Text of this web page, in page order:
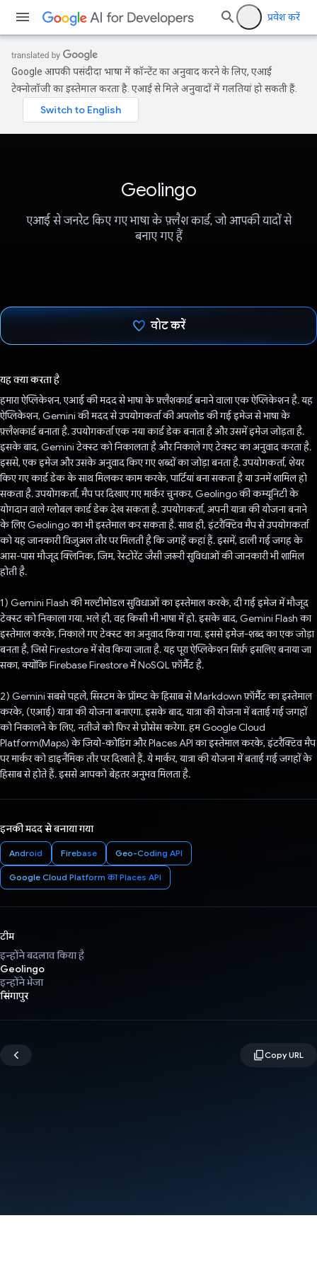
प्रवेश करें
Google आपकी पसंदीदा भाषा में कॉन्टेंट का अनुवाद करने के लिए, एआई
टेक्नोलॉजी का इस्तेमाल करता है. एआई से मिले अनुवादों में गलतियां हो सकती हैं.
Geolingo
एआई से जनरेट किए गए भाषा के फ़्लैश कार्ड, जो आपकी यादों से
बनाए गए हैं
वोट करें
यह क्या करता है
हमारा ऐप्लिकेशन, एआई की मदद से भाषा के फ़्लैशकार्ड बनाने वाला एक ऐप्लिकेशन है. यह
ऐप्लिकेशन, Gemini की मदद से उपयोगकर्ता की अपलोड की गई इमेज से भाषा के
फ़्लैशकार्ड बनाता है. उपयोगकर्ता एक नया कार्ड डेक बनाता है और उसमें इमेज जोड़ता है.
इसके बाद, Gemini टेक्स्ट को निकालता है और निकाले गए टेक्स्ट का अनुवाद करता है.
इससे, एक इमेज और उसके अनुवाद किए गए शब्दों का जोड़ा बनता है. उपयोगकर्ता, शेयर
किए गए कार्ड डेक के साथ मिलकर काम करके, पार्टियां बना सकता है या उनमें शामिल हो
सकता है. उपयोगकर्ता, मैप पर दिखाए गए मार्कर चुनकर, Geolingo की कम्यूनिटी के
योगदान वाले ग्लोबल कार्ड डेक देख सकता है. उपयोगकर्ता, अपनी यात्रा की योजना बनाने
के लिए Geolingo का भी इस्तेमाल कर सकता है. साथ ही, इंटरैक्टिव मैप से उपयोगकर्ता
को यह जानकारी विज़ुअल तौर पर मिलती है कि जगहें कहां हैं. इसमें, डाली गई जगह के
आस-पास मौजूद क्लिनिक, जिम, रेस्टोरेंट जैसी ज़रूरी सुविधाओं की जानकारी भी शामिल
होती है.
1) Gemini Flash की मल्टीमोडल सुविधाओं का इस्तेमाल करके, दी गई इमेज में मौजूद
टेक्स्ट को निकाला गया. भले ही, वह किसी भी भाषा में हो. इसके बाद, Gemini Flash का
इस्तेमाल करके, निकाले गए टेक्स्ट का अनुवाद किया गया. इससे इमेज-शब्द का एक जोड़ा
बनता है, जिसे Firestore में सेव किया जाता है. यह पूरा ऐप्लिकेशन सिर्फ़ इसलिए बनाया जा
सका, क्योंकि Firebase Firestore में NoSQL फ़ॉर्मैट है.
2) Gemini सबसे पहले, सिस्टम के प्रॉम्प्ट के हिसाब से Markdown फ़ॉर्मैट का इस्तेमाल
करके, (एआई) यात्रा की योजना बनाएगा. इसके बाद, यात्रा की योजना में बताई गई जगहों
को निकालने के लिए, नतीजे को फिर से प्रोसेस करेगा. हम Google Cloud
Platform(Maps) के जियो-कोडिंग और Places API का इस्तेमाल करके, इंटरैक्टिव मैप
पर मार्कर को डाइनैमिक तौर पर दिखाते हैं. ये मार्कर, यात्रा की योजना में बताई गई जगहों के
हिसाब से होते हैं. इससे आपको बेहतर अनुभव मिलता है.
इनकी मदद से बनाया गया
Android Firebase Geo-Coding API
Google Cloud Platform का Places API
टीम
इन्होंने बदलाव किया है
Geolingo
इन्होंने भेजा
सिंगापुर